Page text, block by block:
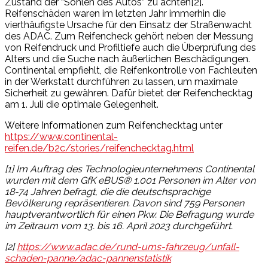
Zustand der “Sohlen des Autos” zu achten[2].
Reifenschäden waren im letzten Jahr immerhin die
vierthäufigste Ursache für den Einsatz der Straßenwacht
des ADAC. Zum Reifencheck gehört neben der Messung
von Reifendruck und Profiltiefe auch die Überprüfung des
Alters und die Suche nach äußerlichen Beschädigungen.
Continental empfiehlt, die Reifenkontrolle von Fachleuten
in der Werkstatt durchführen zu lassen, um maximale
Sicherheit zu gewähren. Dafür bietet der Reifenchecktag
am 1. Juli die optimale Gelegenheit.
Weitere Informationen zum Reifenchecktag unter
https://www.continental-
reifen.de/b2c/stories/reifenchecktag.html
[1] Im Auftrag des Technologieunternehmens Continental
wurden mit dem GfK eBUS® 1.001 Personen im Alter von
18-74 Jahren befragt, die die deutschsprachige
Bevölkerung repräsentieren. Davon sind 759 Personen
hauptverantwortlich für einen Pkw. Die Befragung wurde
im Zeitraum vom 13. bis 16. April 2023 durchgeführt.
[2]https://www.adac.de/rund-ums-fahrzeug/unfall-
schaden-panne/adac-pannenstatistik